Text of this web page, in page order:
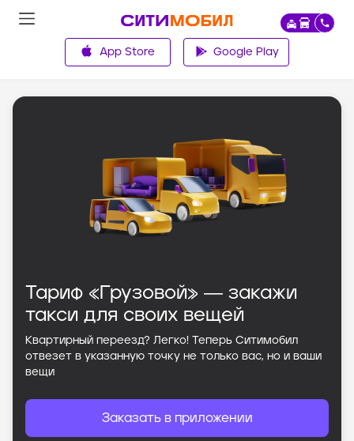
App Store
Google Play
Тариф «Грузовой» ― закажи
такси для своих вещей
Квартирный переезд? Легко! Теперь Ситимобил
отвезет в указанную точку не только вас, но и ваши
вещи
Заказать в приложении